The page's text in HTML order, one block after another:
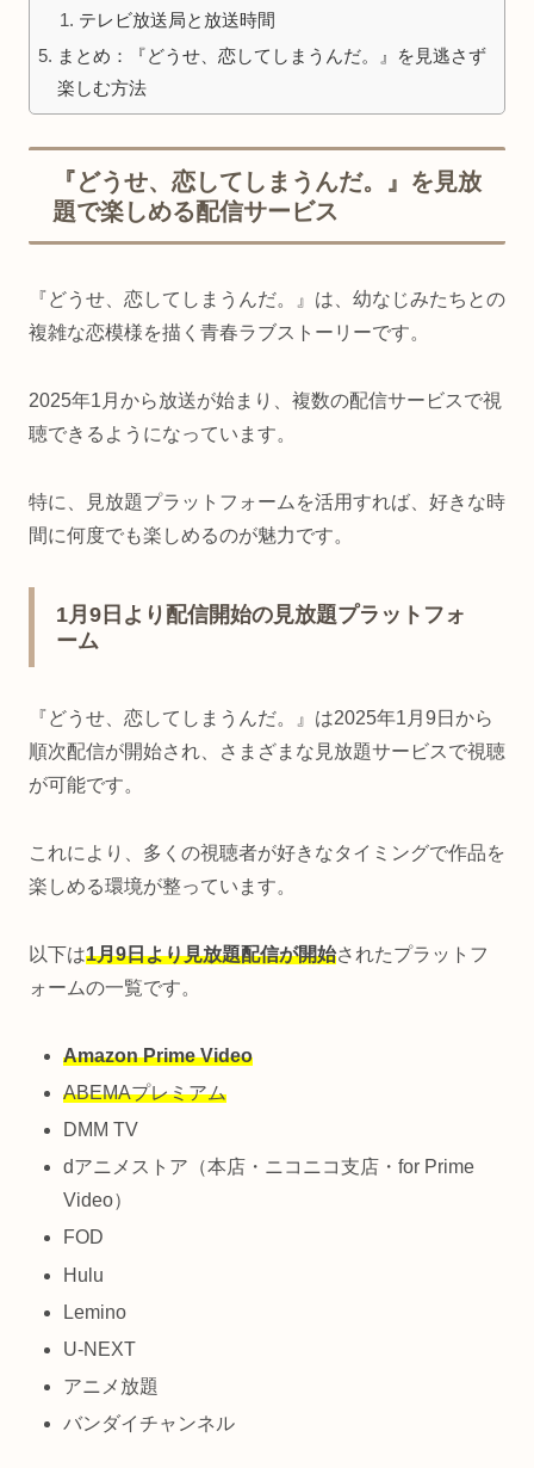
テレビ放送局と放送時間
まとめ：『どうせ、恋してしまうんだ。』を見逃さず
楽しむ方法
『どうせ、恋してしまうんだ。』を見放
題で楽しめる配信サービス
『どうせ、恋してしまうんだ。』は、幼なじみたちとの
複雑な恋模様を描く青春ラブストーリーです。
2025年1月から放送が始まり、複数の配信サービスで視
聴できるようになっています。
特に、見放題プラットフォームを活用すれば、好きな時
間に何度でも楽しめるのが魅力です。
1月9日より配信開始の見放題プラットフォ
ーム
『どうせ、恋してしまうんだ。』は2025年1月9日から
順次配信が開始され、さまざまな見放題サービスで視聴
が可能です。
これにより、多くの視聴者が好きなタイミングで作品を
楽しめる環境が整っています。
以下は1月9日より見放題配信が開始されたプラットフ
ォームの一覧です。
Amazon Prime Video
ABEMAプレミアム
DMM TV
dアニメストア（本店・ニコニコ支店・for Prime
Video）
FOD
Hulu
Lemino
U-NEXT
アニメ放題
バンダイチャンネル